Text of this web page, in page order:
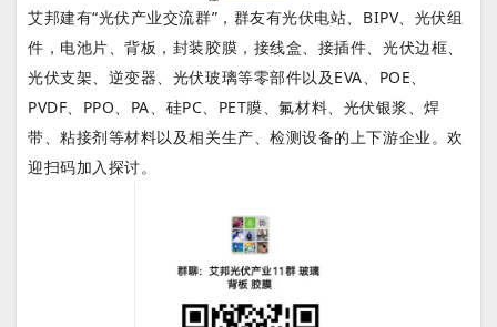
艾邦建有“光伏产业交流群”，群友有光伏电站、BIPV、光伏组
件，电池片、背板，封装胶膜，接线盒、接插件、光伏边框、
光伏支架、逆变器、光伏玻璃等零部件以及EVA、POE、
PVDF、PPO、PA、硅PC、PET膜、氟材料、光伏银浆、焊
带、粘接剂等材料以及相关生产、检测设备的上下游企业。欢
迎扫码加入探讨。